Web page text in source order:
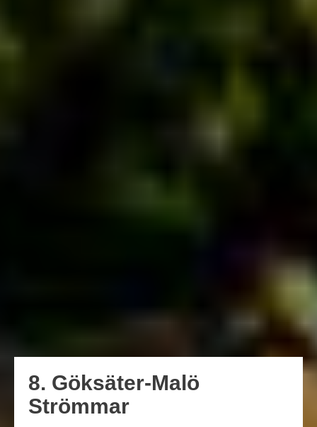
8. Göksäter-Malö
Strömmar